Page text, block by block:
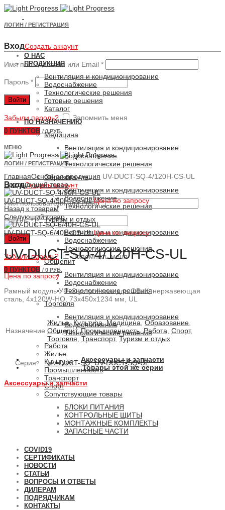
ЛОГИН / РЕГИСТРАЦИЯ
ВходСоздать аккаунт
Имя пользователя или Email *
Пароль *
Войти
Забыли пароль? Запомнить меня
0 ПУНКТОВ / 0 РУБ.
МЕНЮ
ЛОГИН / РЕГИСТРАЦИЯ
ВходСоздать аккаунт
Имя пользователя или Email*
Пароль*
Войти
Забыли пароль? Запомнить меня
0 ПУНКТОВ / 0 РУБ.
О НАС
ПРОДУКЦИЯ
Вентиляция и кондиционирование
Водоснабжение
Технологические решения
Готовые решения
Каталог
ПО НАЗНАЧЕНИЮ
Медицина
Вентиляция и кондиционирование
Водоснабжение
Технологические решения
Образование
Вентиляция и кондиционирование
Водоснабжение
Технологические решения
Туризм и отдых
Вентиляция и кондиционирование
Водоснабжение
Технологические решения
Общепит
Вентиляция и кондиционирование
Водоснабжение
Технологические решения
Торговля
Вентиляция и кондиционирование
Водоснабжение
Технологические решения
Работа
Жилье
Культура
Промышленность
Транспорт
Спорт
Сопутствующие товары
БЛОКИ ПИТАНИЯ
КОНТРОЛЬНЫЕ ЩИТЫ
МОНТАЖНЫЕ КОМПЛЕКТЫ
ЗАПАСНЫЕ ЧАСТИ
COVID19
СЕРТИФИКАТЫ
НОВОСТИ
СТАТЬИ
ВОПРОСЫ И ОТВЕТЫ
ДИЛЕРАМ
ПОДРЯДЧИКАМ
КОНТАКТЫ
Увеличить
ГлавнаяОсновная продукция UV-DUCT-SQ-4/120H-CS-UL
Предыдущий товар
UV-DUCT-SQ-4/90H-CS-ULЦена по запросу
Назад к товарам
Следующий товар
UV-DUCT-SQ-6/40H-CS-ULЦена по запросу
UV-DUCT-SQ-4/120H-CS-UL
Цена по запросу
Рамный модуль УФ-С устройства для ОВиК, нержавеющая
сталь, 4x120W-HO, 73x450x1234 мм, UL
Назначение
Жилье,Культура,Медицина,Образование
Общепит,Промышленность,Работа Спорт,
Торговля,Транспорт,Туризм и отдых
Серия UV-DUCT-SQ,UV-DUCT-SQ-UL
Аксессуары и запчасти
Товары этой же серии
Аксессуары и запчасти